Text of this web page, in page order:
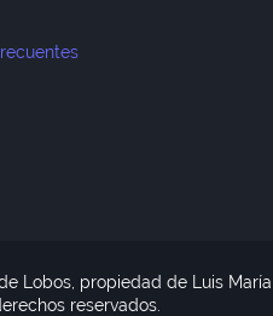
Lobos, propiedad de Luis María
reservados.